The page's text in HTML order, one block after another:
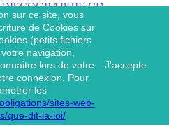
DISCOGRAPHIE CD
DISCOGRAPHIE 45 TOURS
DISCOGRAPHIE 33 TOURS
DVD
MAGAZINE
Jean & SES
DISCOGRAPHIE CD
Léo
sur ce site, vous
de Cookies sur
(petits fichiers
navigation,
lors de votre
connexion. Pour
les
sites-web-
que-dit-la-loi/
J'accepte